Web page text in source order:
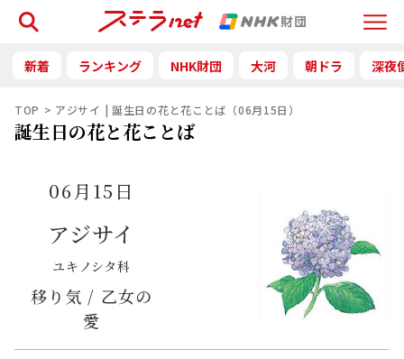
Menu
検索
新着 ランキング NHK財団 大河 朝ドラ 深夜
TOP アジサイ | 誕生日の花と花ことば（06月15日）
誕生日の花と花ことば
06月15日
アジサイ
ユキノシタ科
移り気 / 乙女の
愛